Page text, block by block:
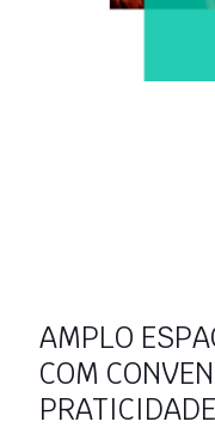
AMPLO
COM
PRATICIDADE